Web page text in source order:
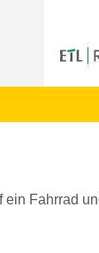
ein Fahrrad